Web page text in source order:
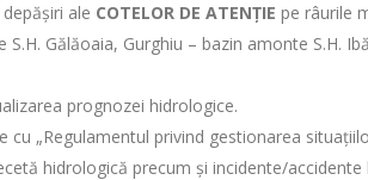
ale COTELOR DE ATENŢIE pe râurile
Gălăoaia, Gurghiu – bazin amonte S.H.
prognozei hidrologice.
„Regulamentul privind gestionarea
hidrologică precum și incidente/